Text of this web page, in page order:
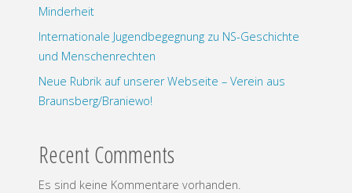
Minderheit
Internationale Jugendbegegnung zu NS-Geschichte
und Menschenrechten
Neue Rubrik auf unserer Webseite – Verein aus
Braunsberg/Braniewo!
Recent Comments
Es sind keine Kommentare vorhanden.